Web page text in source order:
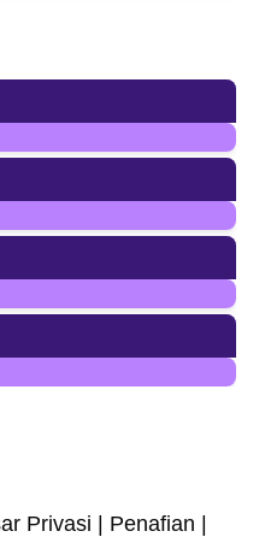
Privasi | Penafian |